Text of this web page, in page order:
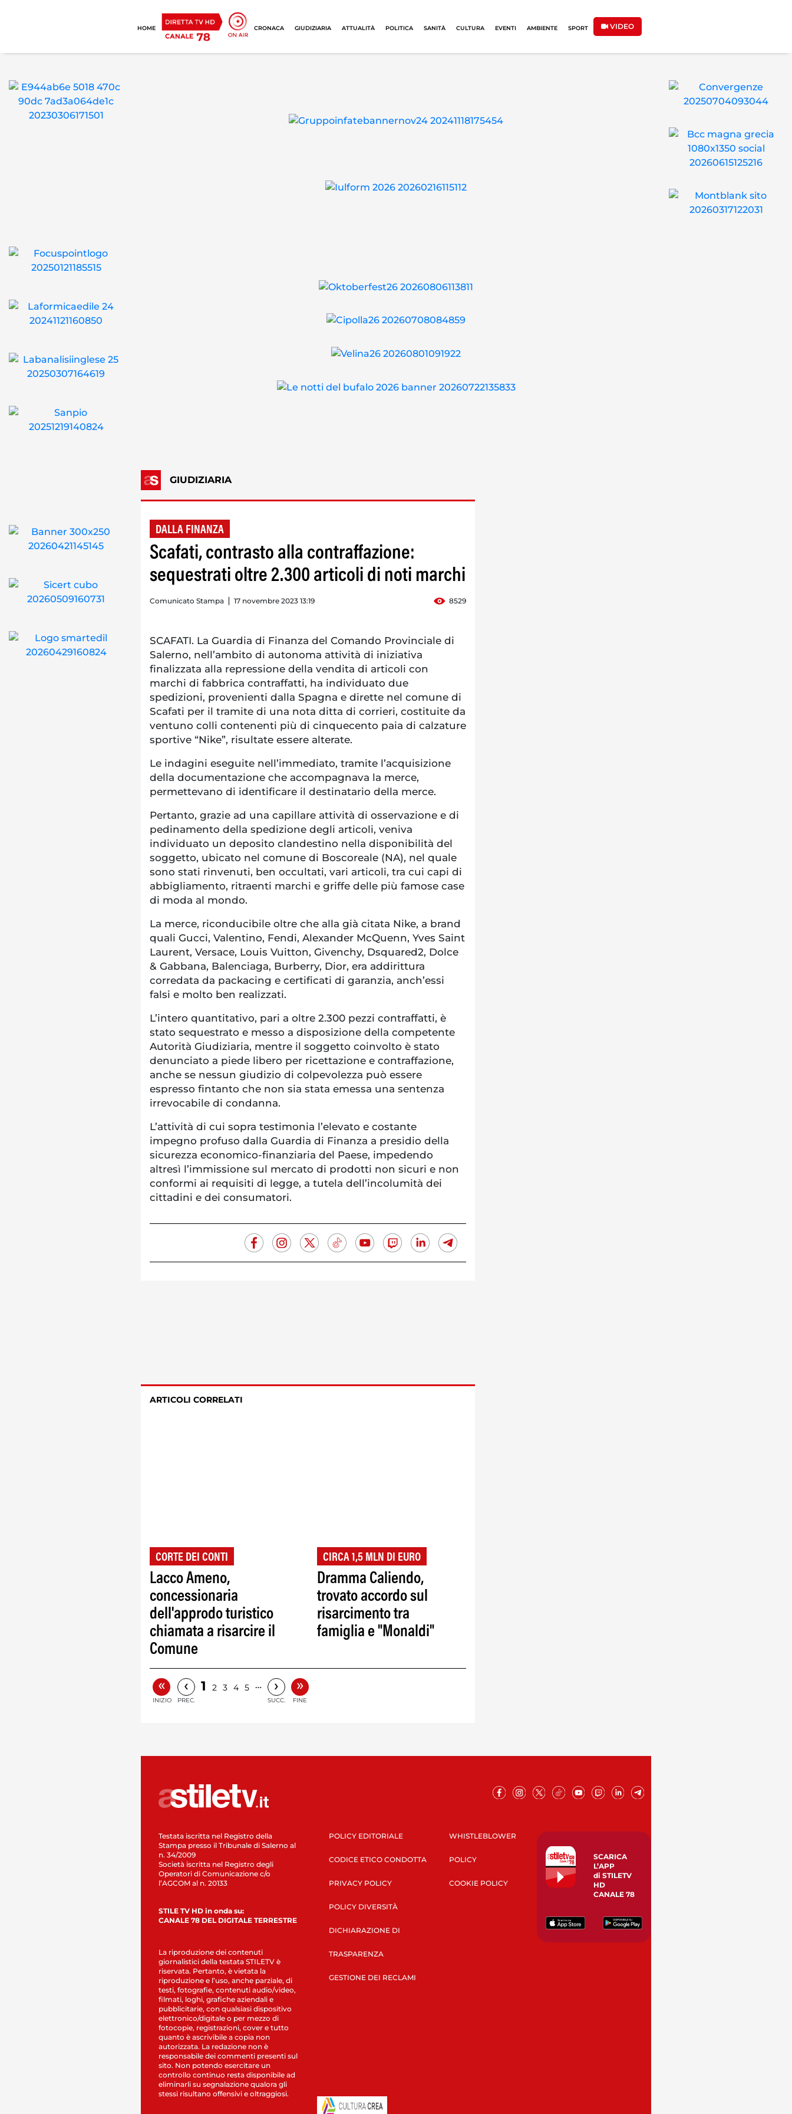
HOME CRONACA GIUDIZIARIA ATTUALITÀ POLITICA SANITÀ CULTURA EVENTI AMBIENTE SPORT VIDEO
GIUDIZIARIA
DALLA FINANZA
Scafati, contrasto alla contraffazione:
sequestrati oltre 2.300 articoli di noti marchi
Comunicato Stampa 17 novembre 2023 13:19 8529
SCAFATI. La Guardia di Finanza del Comando Provinciale di
Salerno, nell’ambito di autonoma attività di iniziativa
finalizzata alla repressione della vendita di articoli con
marchi di fabbrica contraffatti, ha individuato due
spedizioni, provenienti dalla Spagna e dirette nel comune di
Scafati per il tramite di una nota ditta di corrieri, costituite da
ventuno colli contenenti più di cinquecento paia di calzature
sportive “Nike”, risultate essere alterate.
Le indagini eseguite nell’immediato, tramite l’acquisizione
della documentazione che accompagnava la merce,
permettevano di identificare il destinatario della merce.
Pertanto, grazie ad una capillare attività di osservazione e di
pedinamento della spedizione degli articoli, veniva
individuato un deposito clandestino nella disponibilità del
soggetto, ubicato nel comune di Boscoreale (NA), nel quale
sono stati rinvenuti, ben occultati, vari articoli, tra cui capi di
abbigliamento, ritraenti marchi e griffe delle più famose case
di moda al mondo.
La merce, riconducibile oltre che alla già citata Nike, a brand
quali Gucci, Valentino, Fendi, Alexander McQuenn, Yves Saint
Laurent, Versace, Louis Vuitton, Givenchy, Dsquared2, Dolce
& Gabbana, Balenciaga, Burberry, Dior, era addirittura
corredata da packacing e certificati di garanzia, anch’essi
falsi e molto ben realizzati.
L’intero quantitativo, pari a oltre 2.300 pezzi contraffatti, è
stato sequestrato e messo a disposizione della competente
Autorità Giudiziaria, mentre il soggetto coinvolto è stato
denunciato a piede libero per ricettazione e contraffazione,
anche se nessun giudizio di colpevolezza può essere
espresso fintanto che non sia stata emessa una sentenza
irrevocabile di condanna.
L’attività di cui sopra testimonia l’elevato e costante
impegno profuso dalla Guardia di Finanza a presidio della
sicurezza economico-finanziaria del Paese, impedendo
altresì l’immissione sul mercato di prodotti non sicuri e non
conformi ai requisiti di legge, a tutela dell’incolumità dei
cittadini e dei consumatori.
ARTICOLI CORRELATI
CORTE DEI CONTI
Lacco Ameno,
concessionaria
dell'approdo turistico
chiamata a risarcire il
Comune
CIRCA 1,5 MLN DI EURO
Dramma Caliendo,
trovato accordo sul
risarcimento tra
famiglia e "Monaldi"
«
INIZIO
‹
PREC.
1 2 3 4 5 … ›
SUCC.
»
FINE
Testata iscritta nel Registro della
Stampa presso il Tribunale di Salerno al
n. 34/2009
Società iscritta nel Registro degli
Operatori di Comunicazione c/o
l’AGCOM al n. 20133
STILE TV HD in onda su:
CANALE 78 DEL DIGITALE TERRESTRE
La riproduzione dei contenuti
giornalistici della testata STILETV è
riservata. Pertanto, è vietata la
riproduzione e l’uso, anche parziale, di
testi, fotografie, contenuti audio/video,
filmati, loghi, grafiche aziendali e
pubblicitarie, con qualsiasi dispositivo
elettronico/digitale o per mezzo di
fotocopie, registrazioni, cover e tutto
quanto è ascrivibile a copia non
autorizzata. La redazione non è
responsabile dei commenti presenti sul
sito. Non potendo esercitare un
controllo continuo resta disponibile ad
eliminarli su segnalazione qualora gli
stessi risultano offensivi e oltraggiosi.
POLICY EDITORIALE
CODICE ETICO CONDOTTA
PRIVACY POLICY
POLICY DIVERSITÀ
DICHIARAZIONE DI
TRASPARENZA
GESTIONE DEI RECLAMI
WHISTLEBLOWER
POLICY
COOKIE POLICY
SCARICA
L’APP
di STILETV
HD
CANALE 78